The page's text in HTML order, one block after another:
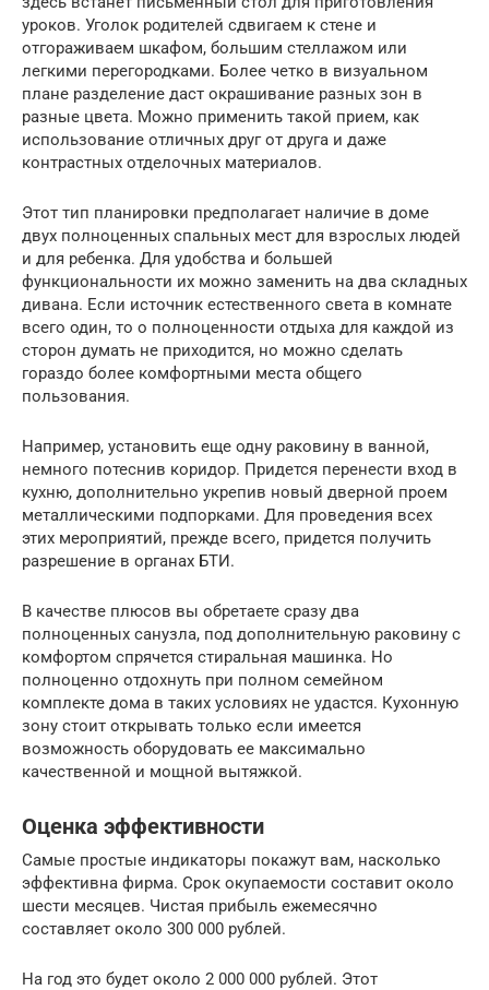
уроков. Уголок родителей сдвигаем к стене и
отгораживаем шкафом, большим стеллажом или
легкими перегородками. Более четко в визуальном
плане разделение даст окрашивание разных зон в
разные цвета. Можно применить такой прием, как
использование отличных друг от друга и даже
контрастных отделочных материалов.
Этот тип планировки предполагает наличие в доме
двух полноценных спальных мест для взрослых людей
и для ребенка. Для удобства и большей
функциональности их можно заменить на два складных
дивана. Если источник естественного света в комнате
всего один, то о полноценности отдыха для каждой из
сторон думать не приходится, но можно сделать
гораздо более комфортными места общего
пользования.
Например, установить еще одну раковину в ванной,
немного потеснив коридор. Придется перенести вход в
кухню, дополнительно укрепив новый дверной проем
металлическими подпорками. Для проведения всех
этих мероприятий, прежде всего, придется получить
разрешение в органах БТИ.
В качестве плюсов вы обретаете сразу два
полноценных санузла, под дополнительную раковину с
комфортом спрячется стиральная машинка. Но
полноценно отдохнуть при полном семейном
комплекте дома в таких условиях не удастся. Кухонную
зону стоит открывать только если имеется
возможность оборудовать ее максимально
качественной и мощной вытяжкой.
Оценка эффективности
Самые простые индикаторы покажут вам, насколько
эффективна фирма. Срок окупаемости составит около
шести месяцев. Чистая прибыль ежемесячно
составляет около 300 000 рублей.
На год это будет около 2 000 000 рублей. Этот